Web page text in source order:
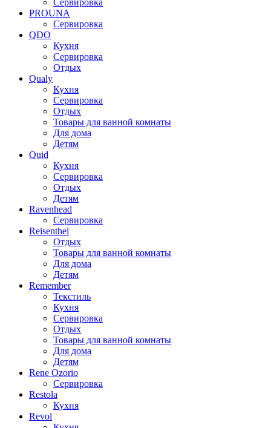
Сервировка
PROUNA
Сервировка
QDO
Кухня
Сервировка
Отдых
Qualy
Кухня
Сервировка
Отдых
Товары для ванной комнаты
Для дома
Детям
Quid
Кухня
Сервировка
Отдых
Детям
Ravenhead
Сервировка
Reisenthel
Отдых
Товары для ванной комнаты
Для дома
Детям
Remember
Текстиль
Кухня
Сервировка
Отдых
Товары для ванной комнаты
Для дома
Детям
Rene Ozorio
Сервировка
Restola
Кухня
Revol